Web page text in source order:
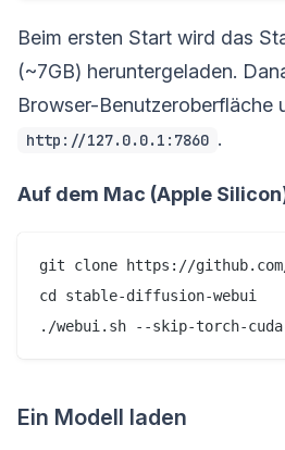
Beim ersten Start wird das
(~7GB) heruntergeladen.
Browser-Benutzeroberfläche
http://127.0.0.1:7860 .
Auf dem Mac (Apple
git clone https://github.com/
cd stable-diffusion-webui
Ein Modell laden